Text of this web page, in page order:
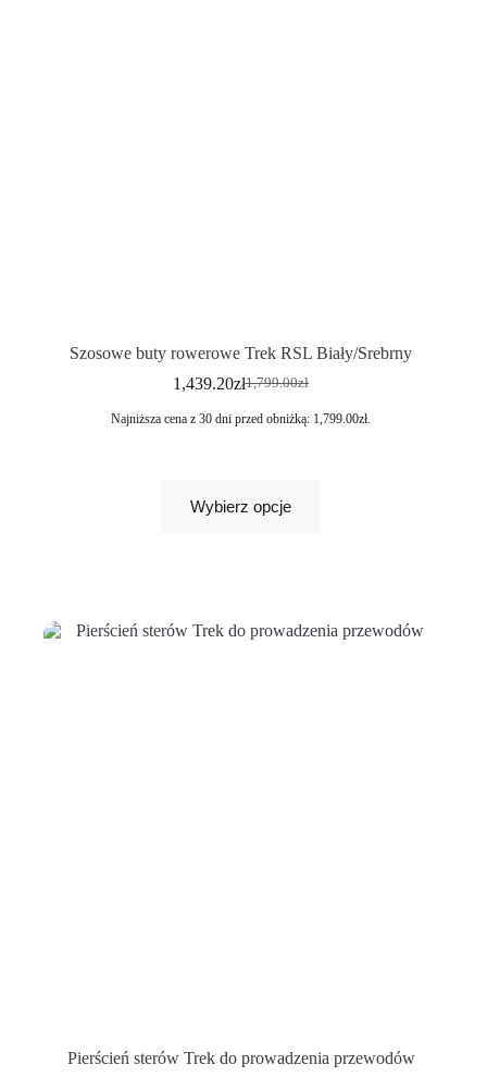
Szosowe buty rowerowe Trek RSL Biały/Srebrny
1,799.00zł
1,439.20zł
Najniższa cena z 30 dni przed obniżką: 1,799.00zł.
Wybierz opcje
Pierścień sterów Trek do prowadzenia przewodów